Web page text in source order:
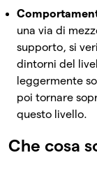
una via di
supporto, si
dintorni del
leggermente
poi tornare
questo livello.
Che cosa